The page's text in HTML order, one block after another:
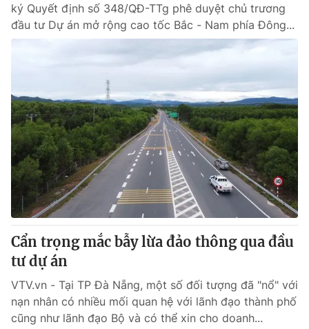
Photo Infographic
Shorts video
VTV Money VTV Thể thao
VTV Sức khoẻ Bất động sản
Thị trường 24h Tấm lòng Việt
VTV4 Vươn mình bằng AI
VTV9
Liên hệ tòa soạn English
ký Quyết định số 348/QĐ-TTg phê duyệt chủ trương
đầu tư Dự án mở rộng cao tốc Bắc - Nam phía Đông...
Cẩn trọng mắc bẫy lừa đảo thông qua đầu
tư dự án
VTV.vn - Tại TP Đà Nẵng, một số đối tượng đã "nổ" với
nạn nhân có nhiều mối quan hệ với lãnh đạo thành phố
cũng như lãnh đạo Bộ và có thể xin cho doanh...